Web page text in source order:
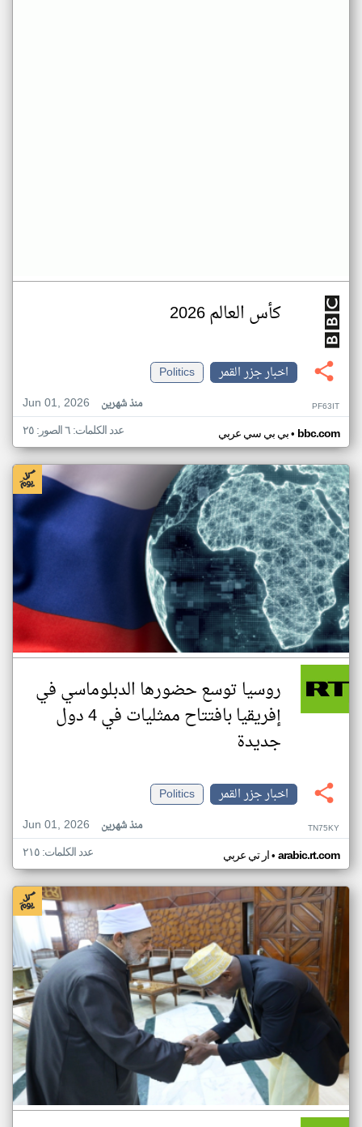
كأس العالم 2026
اخبار جزر القمر
Politics
Jun 01, 2026
منذ شهرين PF63IT
بي بي سي عربي• bbc.com عدد الكلمات: ٦ الصور: ٢٥
روسيا توسع حضورها الدبلوماسي في
إفريقيا بافتتاح ممثليات في 4 دول
جديدة
اخبار جزر القمر
Politics
Jun 01, 2026
منذ شهرين TN75KY
ار تي عربي• arabic.rt.com عدد الكلمات: ٢١٥